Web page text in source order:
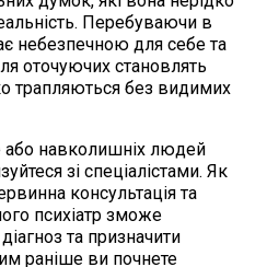
Перебуваючи в
небезпечною для себе та
оточуючих становлять
трапляються без видимих
навколишніх людей
зі спеціалістами. Як
консультація та
психіатр зможе
та призначити
раніше ви почнете